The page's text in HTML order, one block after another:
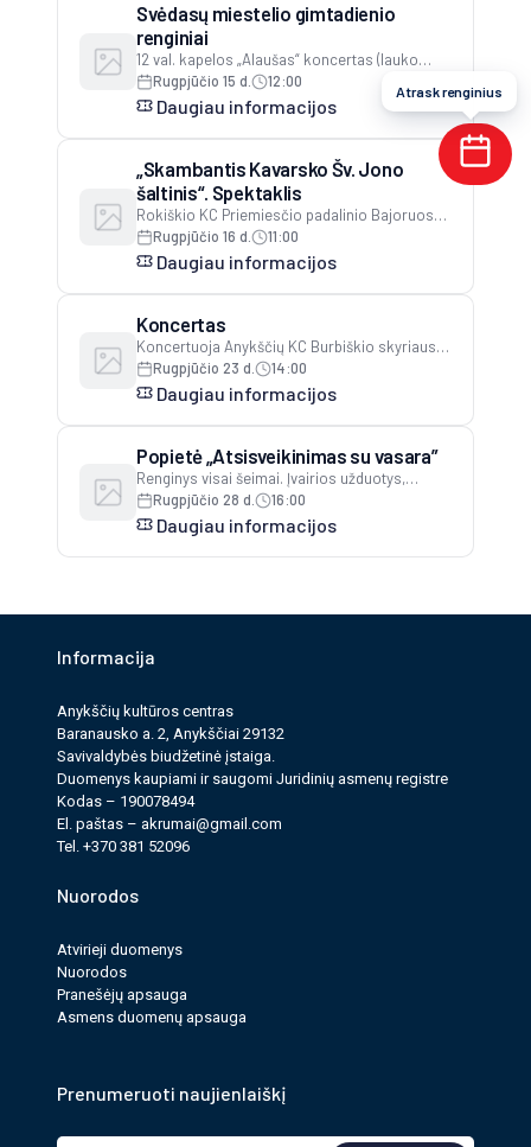
Svėdasų miestelio gimtadienio
renginiai
12 val. kapelos „Alaušas“ koncertas (lauko
estradoje)15 val. Kavarsko mėgėjų teatro
pasirodymas (koncertų salėje)19 val. grupės
„Interval’as“ (Utena) koncertas (lauko
estradoje)
Rugpjūčio 15 d. 12:00
Daugiau informacijos
„Skambantis Kavarsko Šv. Jono
šaltinis“. Spektaklis
Rokiškio KC Priemiesčio padalinio Bajoruose
mėgėjų teatro „Šnekutis“ spektaklis „Vakarinė
moters malda“, režisierė Nijolė Čirūnienė
Rugpjūčio 16 d. 11:00
Daugiau informacijos
Koncertas
Koncertuoja Anykščių KC Burbiškio skyriaus
romansinio dainavimo grupė „Pivonija“, vad.
Robertas Raišelis. AKC Burbiškio skyriaus
Rugpjūčio 23 d. 14:00
Daugiau informacijos
Popietė „Atsisveikinimas su vasara”
Renginys visai šeimai. Įvairios užduotys,
estafetės, žaidimai. Laužas, šokiai ir dainos
stovyklavietėje prie upės
Rugpjūčio 28 d. 16:00
Daugiau informacijos
Informacija
Anykščių kultūros cen­tras
Baranausko a. 2, Anykščiai 29132
Savi­valdy­bės biudžet­inė įstaiga.
Duomenys kau­pi­ami ir saugomi Juri­dinių asmenų reg­istre
Kodas – 190078494
El. paš­tas – akrumai@gmail.com
Tel. +370 381 52096
Nuorodos
Atvirieji duomenys
Nuorodos
Pranešėjų apsauga
Asmens duomenų apsauga
Prenumeruoti naujienlaiškį
Atrask renginius